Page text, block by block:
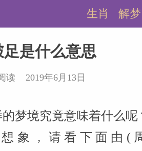
解梦
生肖
足是什么意思
读 2019年6月13日
梦境究竟意味着什么
象，请看下面由(